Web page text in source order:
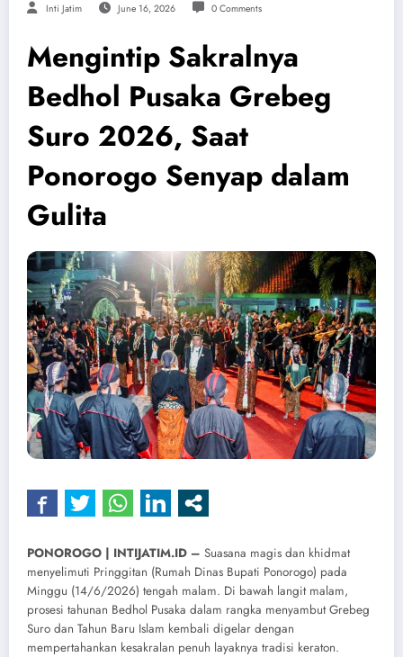
Inti Jatim June 16, 2026 0 Comments
Mengintip Sakralnya
Bedhol Pusaka Grebeg
Suro 2026, Saat
Ponorogo Senyap dalam
Gulita
PONOROGO | INTIJATIM.ID – Suasana magis dan khidmat
menyelimuti Pringgitan (Rumah Dinas Bupati Ponorogo) pada
Minggu (14/6/2026) tengah malam. Di bawah langit malam,
prosesi tahunan Bedhol Pusaka dalam rangka menyambut Grebeg
Suro dan Tahun Baru Islam kembali digelar dengan
mempertahankan kesakralan penuh layaknya tradisi keraton.